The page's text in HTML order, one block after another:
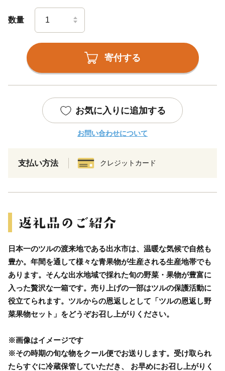
数量
寄付する
お気に入りに追加する
お問い合わせについて
支払い方法 クレジットカード
日本一のツルの渡来地である出水市は、温暖な気候で自然も
豊か。年間を通して様々な青果物が生産される生産地帯でも
あります。そんな出水地域で採れた旬の野菜・果物が豊富に
入った贅沢な一箱です。売り上げの一部はツルの保護活動に
役立てられます。ツルからの恩返しとして「ツルの恩返し野
菜果物セット」をどうぞお召し上がりください。
※画像はイメージです
※その時期の旬な物をクール便でお送りします。受け取られ
たらすぐに冷蔵保管していただき、 お早めにお召し上がりく